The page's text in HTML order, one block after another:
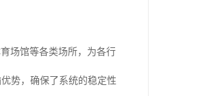
场馆等各类场所，为各行
势，确保了系统的稳定性